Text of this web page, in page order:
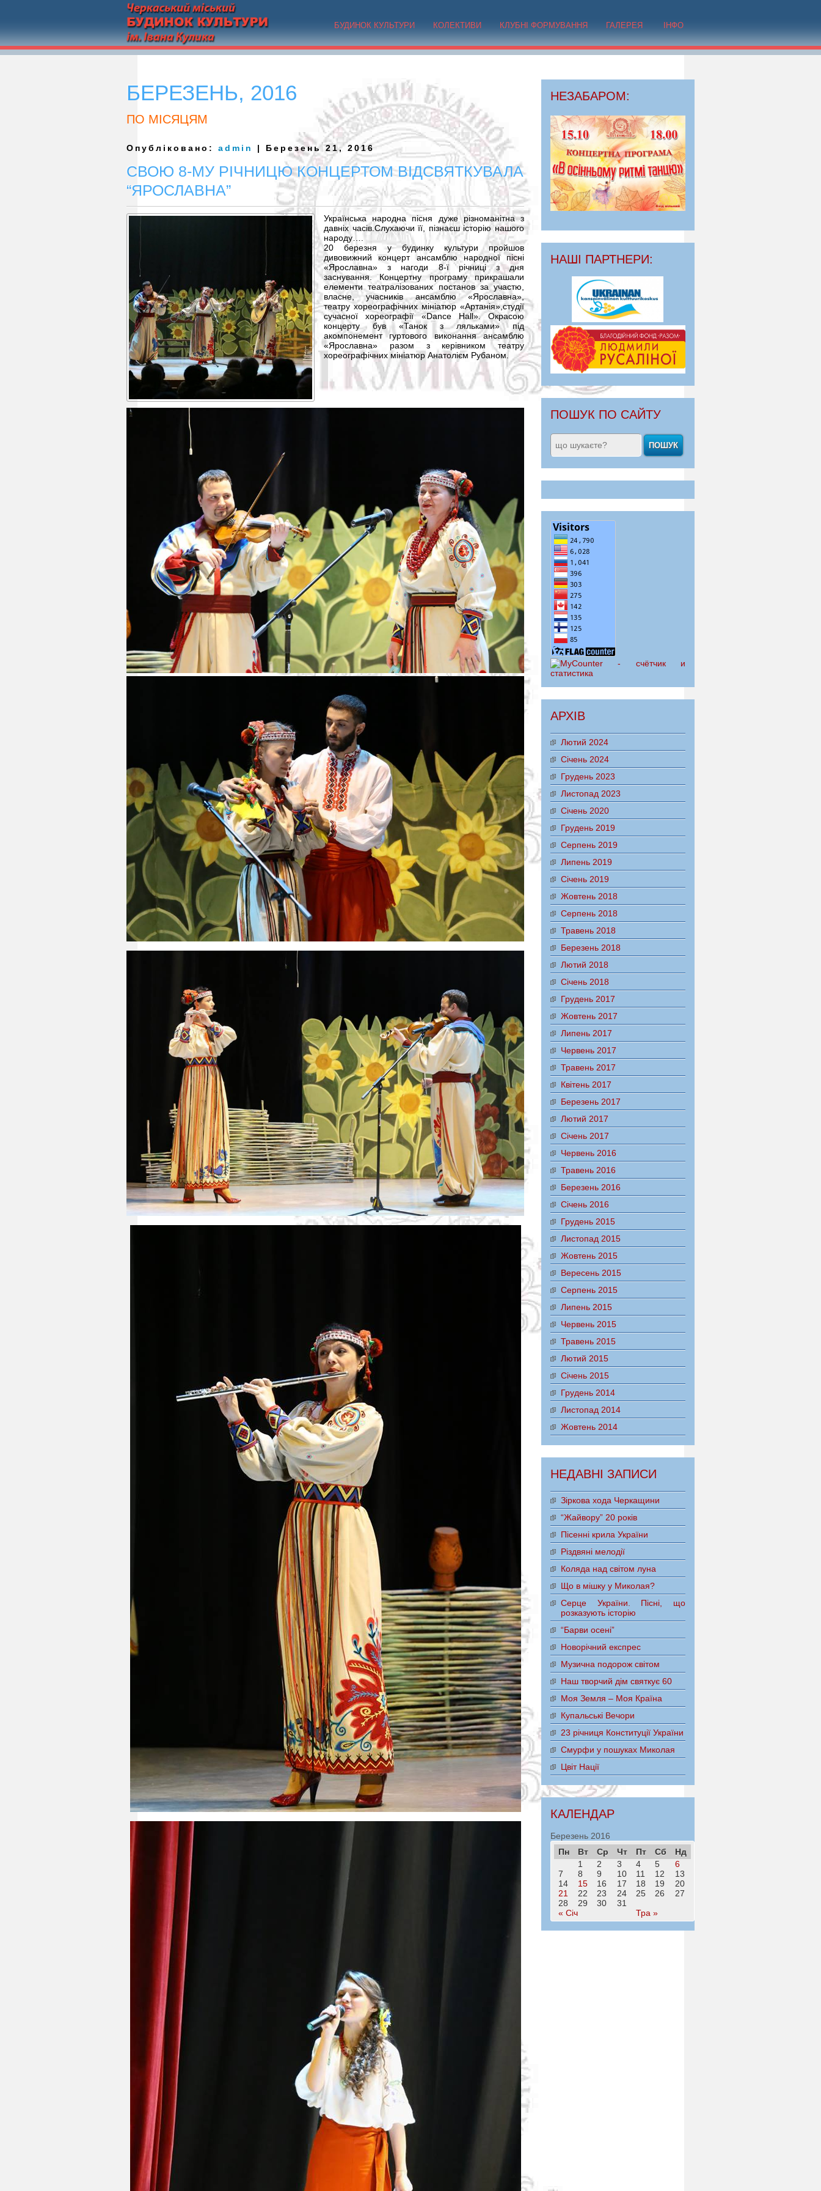
БУДИНОК КУЛЬТУРИ КОЛЕКТИВИ КЛУБНІ ФОРМУВАННЯ ГАЛЕРЕЯ ІНФО
БЕРЕЗЕНЬ, 2016
ПО МІСЯЦЯМ
Опубліковано: admin | Березень 21, 2016
СВОЮ 8-МУ РІЧНИЦЮ КОНЦЕРТОМ ВІДСВЯТКУВАЛА
“ЯРОСЛАВНА”
Українська народна пісня дуже різноманітна з
давнiх часiв.Слухаючи ïї, пiзнаєш iсторiю нашого
народу….
20 березня у будинку культури пройшов
дивовижний концерт ансамблю народної пісні
«Ярославна» з нагоди 8-ї річниці з дня
заснування. Концертну програму прикрашали
елементи театралізованих постанов за участю,
власне, учасників ансамблю «Ярославна»,
театру хореографічних мініатюр «Артанія»,студії
сучасної хореографії «Dance Hall». Окрасою
концерту був «Танок з ляльками» під
акомпонемент гуртового виконання ансамблю
«Ярославна» разом з керівником театру
хореографічних мініатюр Анатолієм Рубаном.
НЕЗАБАРОМ:
НАШІ ПАРТНЕРИ:
ПОШУК ПО САЙТУ
АРХІВ
Лютий 2024
Січень 2024
Грудень 2023
Листопад 2023
Січень 2020
Грудень 2019
Серпень 2019
Липень 2019
Січень 2019
Жовтень 2018
Серпень 2018
Травень 2018
Березень 2018
Лютий 2018
Січень 2018
Грудень 2017
Жовтень 2017
Липень 2017
Червень 2017
Травень 2017
Квітень 2017
Березень 2017
Лютий 2017
Січень 2017
Червень 2016
Травень 2016
Березень 2016
Січень 2016
Грудень 2015
Листопад 2015
Жовтень 2015
Вересень 2015
Серпень 2015
Липень 2015
Червень 2015
Травень 2015
Лютий 2015
Січень 2015
Грудень 2014
Листопад 2014
Жовтень 2014
НЕДАВНІ ЗАПИСИ
Зіркова хода Черкащини
“Жайвору” 20 років
Пісенні крила України
Різдвяні мелодії
Коляда над світом луна
Що в мішку у Миколая?
Серце України. Пісні, що
розказують історію
“Барви осені”
Новорічний експрес
Музична подорож світом
Наш творчий дім святкує 60
Моя Земля – Моя Країна
Купальські Вечори
23 річниця Конституції України
Смурфи у пошуках Миколая
Цвіт Нації
КАЛЕНДАР
Березень 2016
Пн
Вт Ср Чт Пт Сб Нд
« Січ Тра »
1 2 3 4 5
6
7
8 9 10 11 12
13
14
15 16 17 18 19
20
21
22 23 24 25 26
27
28
29 30 31